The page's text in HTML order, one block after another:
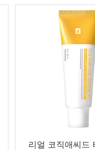
리얼 코직애씨드